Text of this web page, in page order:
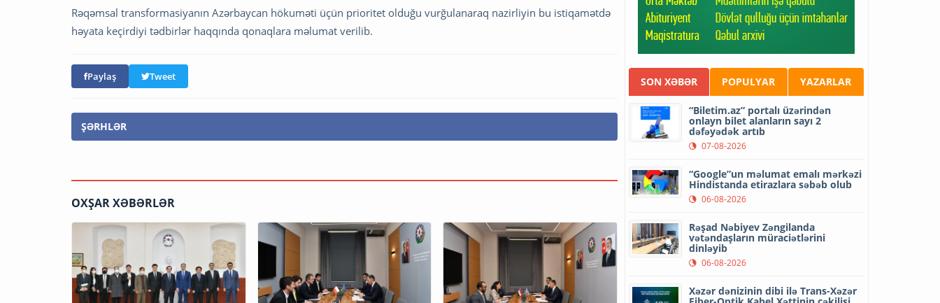
Rəqəmsal transformasiyanın Azərbaycan hökuməti üçün prioritet olduğu vurğulanaraq nazirliyin bu istiqamətdə
həyata keçirdiyi tədbirlər haqqında qonaqlara məlumat verilib.
Paylaş Tweet
ŞƏRHLƏR
OXŞAR XƏBƏRLƏR
SON XƏBƏR POPULYAR YAZARLAR
“Biletim.az” portalı üzərindən
onlayn bilet alanların sayı 2
dəfəyədək artıb
07-08-2026
“Google”un məlumat emalı mərkəzi
Hindistanda etirazlara səbəb olub
06-08-2026
Rəşad Nəbiyev Zəngilanda
vətəndaşların müraciətlərini
dinləyib
06-08-2026
Xəzər dənizinin dibi ilə Trans-Xəzər